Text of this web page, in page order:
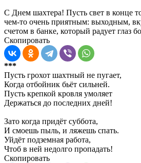
С Днем шахтера! Пусть свет в конце
чем-то очень приятным: выходным,
счетом в банке, который радует глаз
Скопировать
***
Пусть грохот шахтный не пугает,
Когда отбойник бьёт сильней.
Пусть крепкой кровля умоляет
Держаться до последних дней!
Зато когда придёт суббота,
И смоешь пыль, и ляжешь спать.
Уйдёт подземная работа,
Чтоб в ней недолго пропадать!
Скопировать